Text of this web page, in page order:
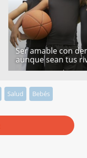
Ser amable con
aunque sean tus
Salud Bebés